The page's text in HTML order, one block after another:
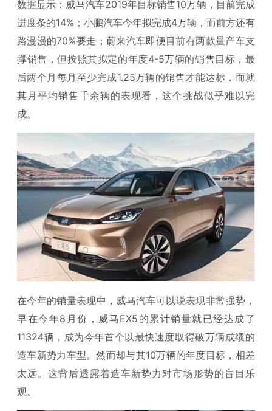
数据显示：威马汽车2019年目标销售10万辆，目前完成
进度条的14%；小鹏汽车今年拟完成4万辆，而前方还有
路漫漫的70%要走；蔚来汽车即便目前有两款量产车支
撑销售，但按照其拟定的年度4-5万辆的销售目标，最
后两个月每月至少完成1.25万辆的销售才能达标，而就
其月平均销售千余辆的表现看，这个挑战似乎难以完
成。
在今年的销量表现中，威马汽车可以说表现非常强势，
早在今年8月份，威马EX5的累计销量就已经达成了
11324辆，成为今年首个以最快速度取得破万辆成绩的
造车新势力车型。然而却与其10万辆的年度目标，相差
太远。这背后透露着造车新势力对市场形势的盲目乐
观。